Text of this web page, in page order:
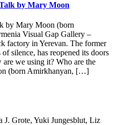
by Mary Moon
by Mary Moon (born
Visual Gap Gallery –
factory in Yerevan. The former
silence, has reopened its doors
we using it? Who are the
(born Amirkhanyan, […]